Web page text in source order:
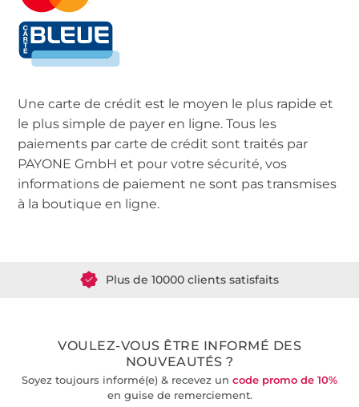
Une carte de crédit est le moyen le plus rapide et
le plus simple de payer en ligne. Tous les
paiements par carte de crédit sont traités par
PAYONE GmbH et pour votre sécurité, vos
informations de paiement ne sont pas transmises
à la boutique en ligne.
Plus de 10000 clients satisfaits
VOULEZ-VOUS ÊTRE INFORMÉ DES
NOUVEAUTÉS ?
Soyez toujours informé(e) & recevez un code promo de 10%
en guise de remerciement.